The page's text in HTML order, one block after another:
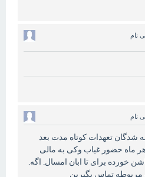
نام
نام
شدگان تعهدات کوتاه مدت بعد
ماه حضور غیاب و‌کی به مالی
خورده برای تا ابان امسال. اگه.
مربوطه تماس بگیرین